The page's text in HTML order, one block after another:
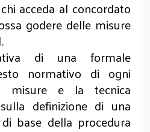
acceda al concordato
godere delle misure
di una formale
normativo di ogni
misure e la tecnica
definizione di una
base della procedura